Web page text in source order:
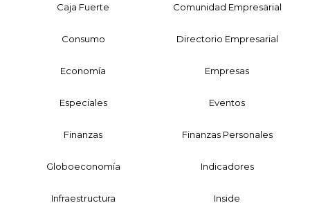
Caja Fuerte Comunidad Empresarial
Consumo Directorio Empresarial
Economía Empresas
Especiales Eventos
Finanzas Finanzas Personales
Globoeconomía Indicadores
Infraestructura Inside